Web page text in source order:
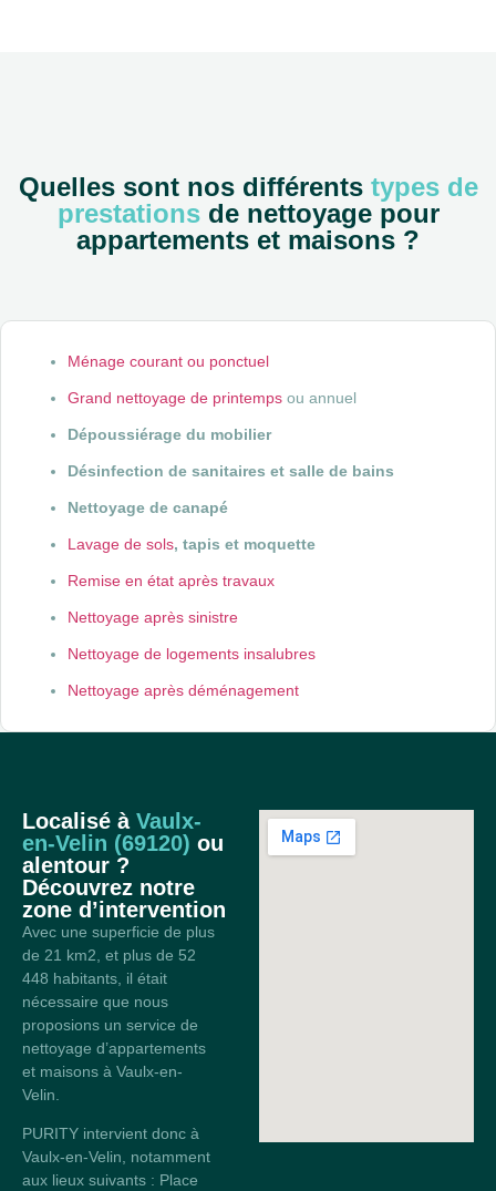
Quelles sont nos différents types de
prestationsde nettoyage pour
appartements et maisons ?
Ménage courant ou ponctuel
Grand nettoyage de printemps ou annuel
Dépoussiérage du mobilier
Désinfection de sanitaires et salle de bains
Nettoyage de canapé
Lavage de sols, tapis et moquette
Remise en état après travaux
Nettoyage après sinistre
Nettoyage de logements insalubres
Nettoyage après déménagement
Localisé à Vaulx-
en-Velin (69120) ou
alentour ?
Découvrez notre
zone d’intervention
Avec une superficie de plus
de 21 km2, et plus de 52
448 habitants, il était
nécessaire que nous
proposions un service de
nettoyage d’appartements
et maisons à Vaulx-en-
Velin.
PURITY intervient donc à
Vaulx-en-Velin, notamment
aux lieux suivants : Place